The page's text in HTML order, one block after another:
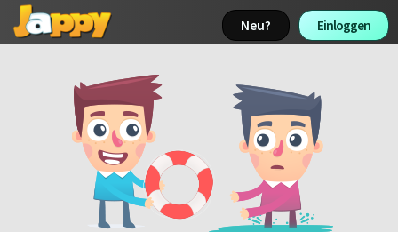
Neu? Einloggen